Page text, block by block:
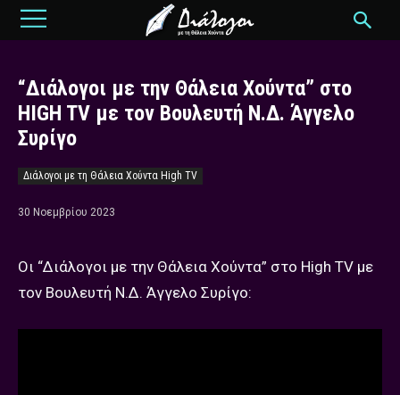
“Διάλογοι με την Θάλεια Χούντα” στο
HIGH TV με τον Βουλευτή Ν.Δ. Άγγελο
Συρίγο
Διάλογοι με τη Θάλεια Χούντα High TV
30 Νοεμβρίου 2023
Οι “Διάλογοι με την Θάλεια Χούντα” στο High TV με
τον Βουλευτή Ν.Δ. Άγγελο Συρίγο: